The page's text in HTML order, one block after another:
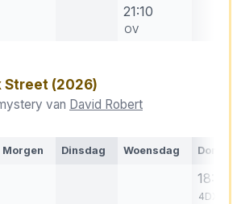
21:10
OV
Street (2026)
van David Robert
Morgen Dinsdag Woensdag
18:50
4DX